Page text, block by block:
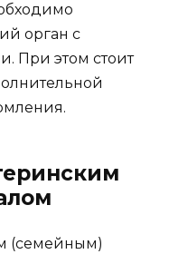
орган с
При этом стоит
(семейным)